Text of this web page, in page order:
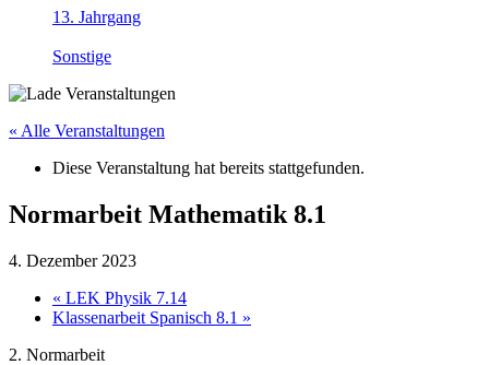
13. Jahrgang
Sonstige
« Alle Veranstaltungen
Diese Veranstaltung hat bereits stattgefunden.
Normarbeit Mathematik 8.1
4. Dezember 2023
« LEK Physik 7.14
Klassenarbeit Spanisch 8.1 »
2. Normarbeit